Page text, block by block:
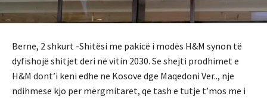
Berne, 2 shkurt -Shitësi me pakicë i modës H&M synon të
dyfishojë shitjet deri në vitin 2030. Se shejti prodhimet e
H&M dont’i keni edhe ne Kosove dge Maqedoni Ver.., nje
ndihmese kjo per mërgmitaret, qe tash e tutje t’mos me i